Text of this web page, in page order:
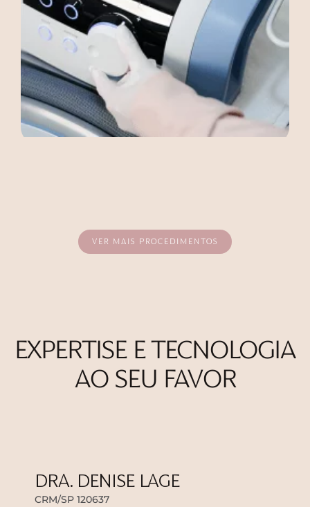
VER MAIS PROCEDIMENTOS
EXPERTISE E TECNOLOGIA
AO SEU FAVOR
DRA. DENISE LAGE
CRM/SP 120637